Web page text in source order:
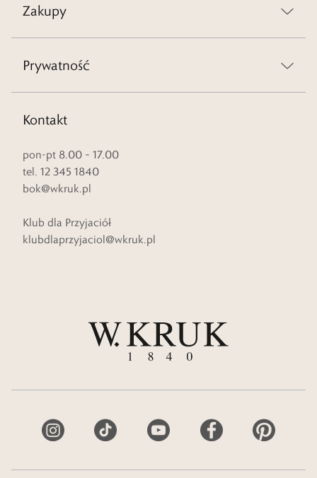
Zakupy
Prywatność
Kontakt
pon-pt 8.00 – 17.00
tel. 12 345 1840
bok@wkruk.pl
Klub dla Przyjaciół
klubdlaprzyjaciol@wkruk.pl